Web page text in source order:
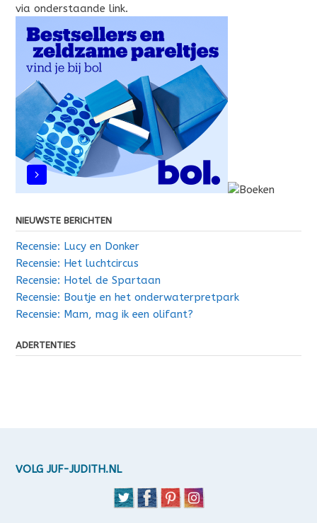
via onderstaande link.
NIEUWSTE BERICHTEN
Recensie: Lucy en Donker
Recensie: Het luchtcircus
Recensie: Hotel de Spartaan
Recensie: Boutje en het onderwaterpretpark
Recensie: Mam, mag ik een olifant?
ADERTENTIES
VOLG JUF-JUDITH.NL